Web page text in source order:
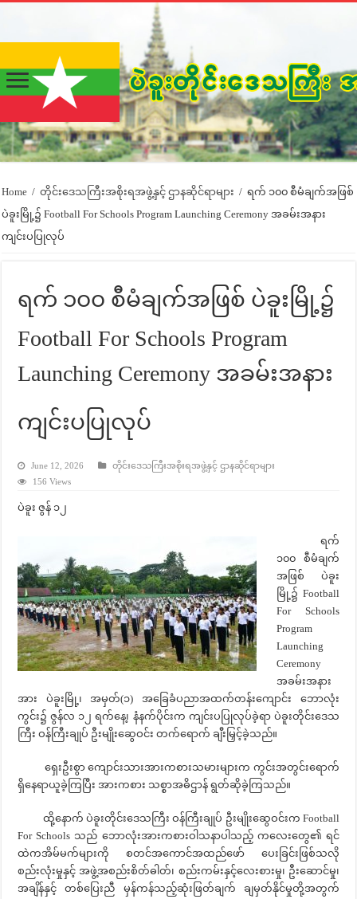
Home / တိုင်းဒေသကြီးအစိုးရအဖွဲ့နှင့် ဌာနဆိုင်ရာများ / ရက် ၁၀၀ စီမံချက်အဖြစ်
ပဲခူးမြို့၌ Football For Schools Program Launching Ceremony အခမ်းအနား
ကျင်းပပြုလုပ်
ရက် ၁၀၀ စီမံချက်အဖြစ် ပဲခူးမြို့၌
Football For Schools Program
Launching Ceremony အခမ်းအနား
ကျင်းပပြုလုပ်
June 12, 2026
တိုင်းဒေသကြီးအစိုးရအဖွဲ့နှင့် ဌာနဆိုင်ရာများ
156 Views
ပဲခူး ဇွန် ၁၂
ရက်
၁၀၀ စီမံချက်
အဖြစ် ပဲခူး
မြို့၌ Football
For Schools
Program
Launching
Ceremony
အခမ်းအနား
အား ပဲခူးမြို့၊ အမှတ်(၁) အခြေခံပညာအထက်တန်းကျောင်း ဘောလုံး
ကွင်း၌ ဇွန်လ ၁၂ ရက်နေ့၊ နံနက်ပိုင်းက ကျင်းပပြုလုပ်ခဲ့ရာ ပဲခူးတိုင်းဒေသ
ကြီး ဝန်ကြီးချုပ် ဦးမျိုးဆွေဝင်း တက်ရောက် ချီးမြှင့်ခဲ့သည်။
ရှေးဦးစွာ ကျောင်းသားအားကစားသမားများက ကွင်းအတွင်းရောက်
ရှိနေရာယူခဲ့ကြပြီး အားကစား သစ္စာအဓိဌာန် ရွတ်ဆိုခဲ့ကြသည်။
ထို့နောက် ပဲခူးတိုင်းဒေသကြီး ဝန်ကြီးချုပ် ဦးမျိုးဆွေဝင်းက Football
For Schools သည် ဘောလုံးအားကစားဝါသနာပါသည့် ကလေးတွေ၏ ရင်
ထဲကအိမ်မက်များကို စတင်အကောင်အထည်ဖော် ပေးခြင်းဖြစ်သလို
စည်းလုံးမှုနှင့် အဖွဲ့အစည်းစိတ်ဓါတ်၊ စည်းကမ်းနှင့်လေးစားမှု၊ ဦးဆောင်မှု၊
အချိန်နှင့် တစ်ပြေးညီ မှန်ကန်သည့်ဆုံးဖြတ်ချက် ချမှတ်နိုင်မှုတို့အတွက်